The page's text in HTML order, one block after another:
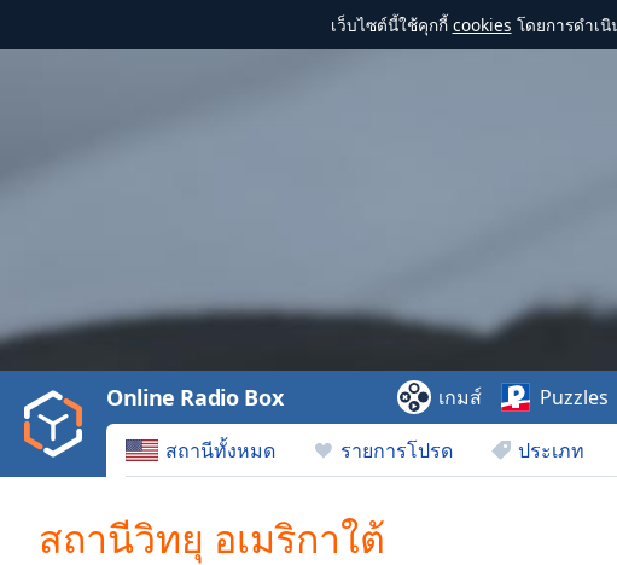
เว็บไซต์นี้ใช้คุกกี้ cookies โดยการดำเ
loading.
Video
Play
Backward
Skip
Current
สถานีทั้งหมด รายการโปรด ประเภท
Online Radio Box เกมส์ Puzzles
สถานีวิทยุ อเมริกาใต้